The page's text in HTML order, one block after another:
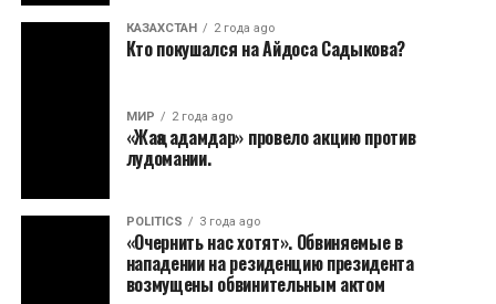
КАЗАХСТАН 2 года ago
Кто покушался на Айдоса Садыкова?
МИР 2 года ago
«Жаңа адамдар» провело акцию против
лудомании.
POLITICS 3 года ago
«Очернить нас хотят». Обвиняемые в
нападении на резиденцию президента
возмущены обвинительным актом